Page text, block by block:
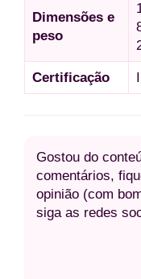
Dimensões e
peso
Certificação
Gostou do
comentários,
opinião (com
siga as redes